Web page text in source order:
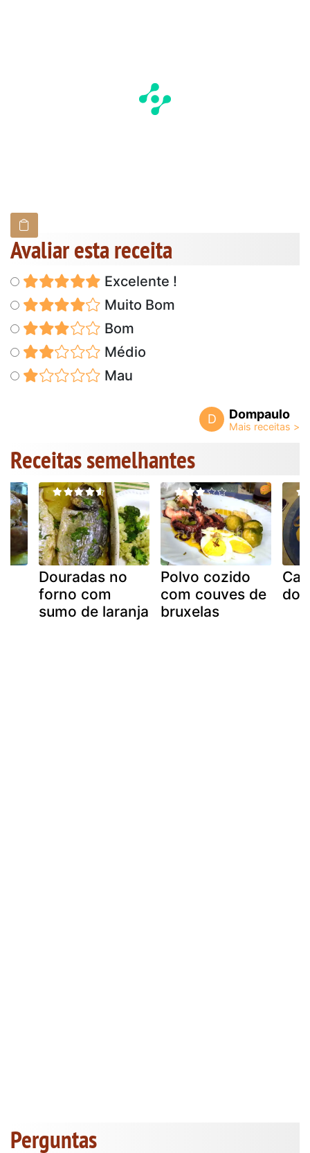
Avaliar esta receita
Excelente !
Muito Bom
Bom
Médio
Mau
D Dompaulo
Receitas semelhantes
Douradas no
forno com
sumo de laranja
Polvo cozido
com couves de
bruxelas
Perguntas